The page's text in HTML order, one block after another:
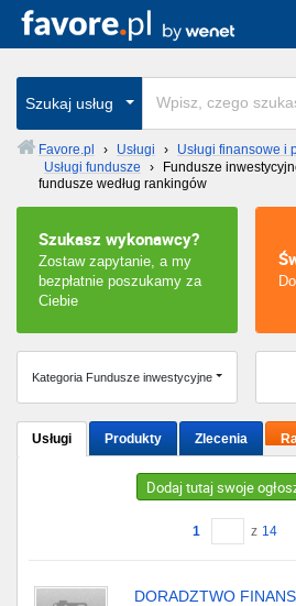
Szukaj usług
Favore.pl › Usługi › Usługi finansowe i
Usługi fundusze
›
Fundusze
fundusze według rankingów
Szukasz wykonawcy?
Zostaw zapytanie, a my
bezpłatnie poszukamy za
Ciebie
Kategoria Fundusze inwestycyjne
Usługi Produkty Zlecenia
Dodaj tutaj swoje
1 z 14
DORADZTWO
Cała Polska
wszystkie w całym kraju
Warszawa
Wrocław
Kraków
Poznań
Łódź
Katowice
Chorzów